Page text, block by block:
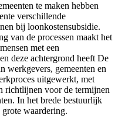
te maken hebben
verschillende
bij loonkostensubsidie.
van de processen maakt het
met een
deze achtergrond heeft De
werkgevers, gemeenten en
uitgewerkt, met
richtlijnen voor de termijnen
In het brede bestuurlijk
waardering.